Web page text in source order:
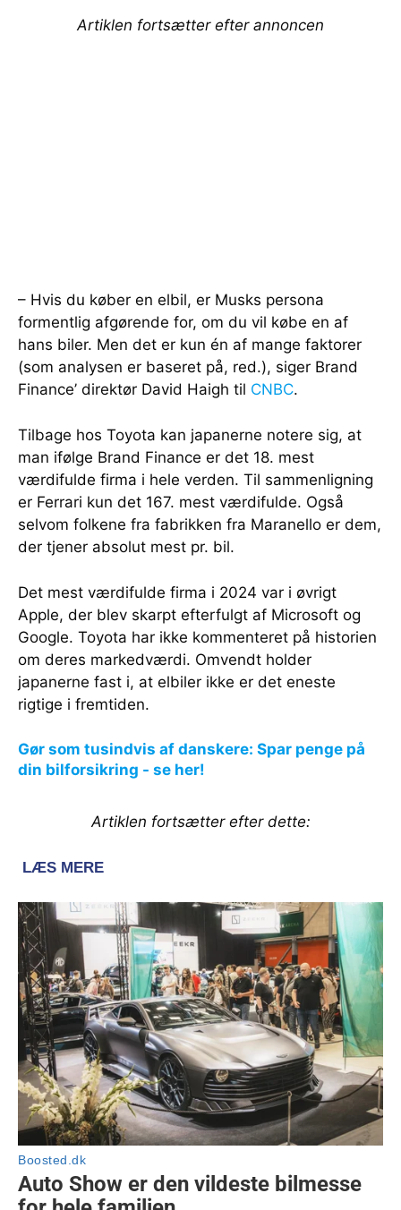
Artiklen fortsætter efter annoncen
– Hvis du køber en elbil, er Musks persona
formentlig afgørende for, om du vil købe en af
hans biler. Men det er kun én af mange faktorer
(som analysen er baseret på, red.), siger Brand
Finance’ direktør David Haigh til CNBC.
Tilbage hos Toyota kan japanerne notere sig, at
man ifølge Brand Finance er det 18. mest
værdifulde firma i hele verden. Til sammenligning
er Ferrari kun det 167. mest værdifulde. Også
selvom folkene fra fabrikken fra Maranello er dem,
der tjener absolut mest pr. bil.
Det mest værdifulde firma i 2024 var i øvrigt
Apple, der blev skarpt efterfulgt af Microsoft og
Google. Toyota har ikke kommenteret på historien
om deres markedværdi. Omvendt holder
japanerne fast i, at elbiler ikke er det eneste
rigtige i fremtiden.
Gør som tusindvis af danskere: Spar penge på
din bilforsikring - se her!
Artiklen fortsætter efter dette: